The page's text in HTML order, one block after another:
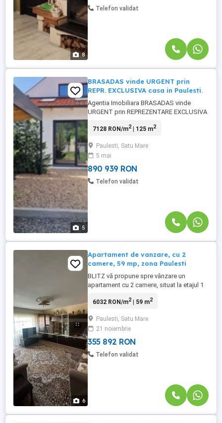
8
Telefon validat
5
BRASADAS vinde URGENT prin
REPR. EXCLUSIVA casa in Paulesti.
Agentia Imobiliara BRASADAS vinde
URGENT prin REPREZENTARE EXCLUSIVA
POENARU Nr. 90/B. Casa este de tip
la sol de 85 mp. și suprafață utilă de 125
mp. Terenul aferent este de 470 mp. Se
vinde si casa alaturata la Nr. 90/A
7128 RON/m2| 125 m2
Paulesti, Satu Mare
5 mai
890 939 RON
Telefon validat
6
Apartament de vanzare, cu 2
camere, 59 mp, zona Paulesti
BLITZ vă propune spre vânzare un
apartament cu 2 camere, situat la etajul 1
și bine conectată. Locuința dispune de o
compartimentată practic, și beneficiază
de un balcon generos, perfect pentru
momentele de relaxare. Un mare avantaj ...
6032 RON/m2| 59 m2
Paulesti, Satu Mare
21 noiembrie
355 892 RON
Telefon validat